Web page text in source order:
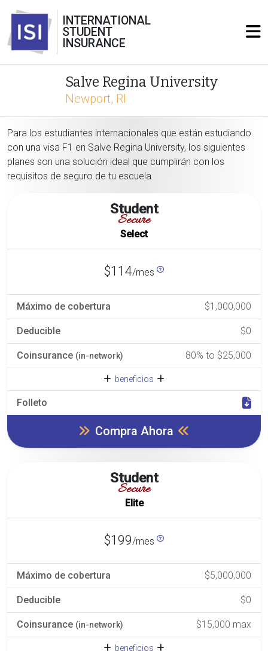
INTERNATIONAL
STUDENT
INSURANCE
Salve Regina University
Newport, RI
Para los estudiantes internacionales que están estudiando
con una visa F1 en Salve Regina University, los siguientes
planes son una solución ideal que cumplirán con los
requisitos de seguro de tu escuela.
Student
Secure
Select
$114/mes
Máximo de cobertura $1,000,000
Deducible $0
Coinsurance (in-network) 80% to $25,000
beneficios
Folleto
Compra Ahora
Student
Secure
Elite
$199/mes
Máximo de cobertura $5,000,000
Deducible $0
Coinsurance (in-network) $15,000 max
beneficios